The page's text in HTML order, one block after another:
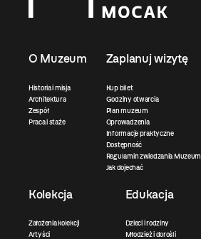
O Muzeum
Historia i misja
Architektura
Zespół
Praca i staże
Zaplanuj wizytę
Kup bilet
Godziny otwarcia
Plan muzeum
Oprowadzenia
Informacje praktyczne
Dostępność
Regulamin zwiedzania Muzeum
Jak dojechać
Kolekcja
Założenia kolekcji
Artyści
Edukacja
Dzieci i rodziny
Młodzież i dorośli